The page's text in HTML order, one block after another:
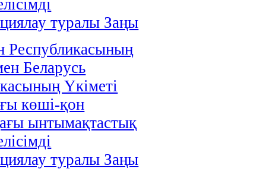
туралы Заңы
Республикасының
Беларусь
Үкіметі
көші-қон
ынтымақтастық
туралы Заңы